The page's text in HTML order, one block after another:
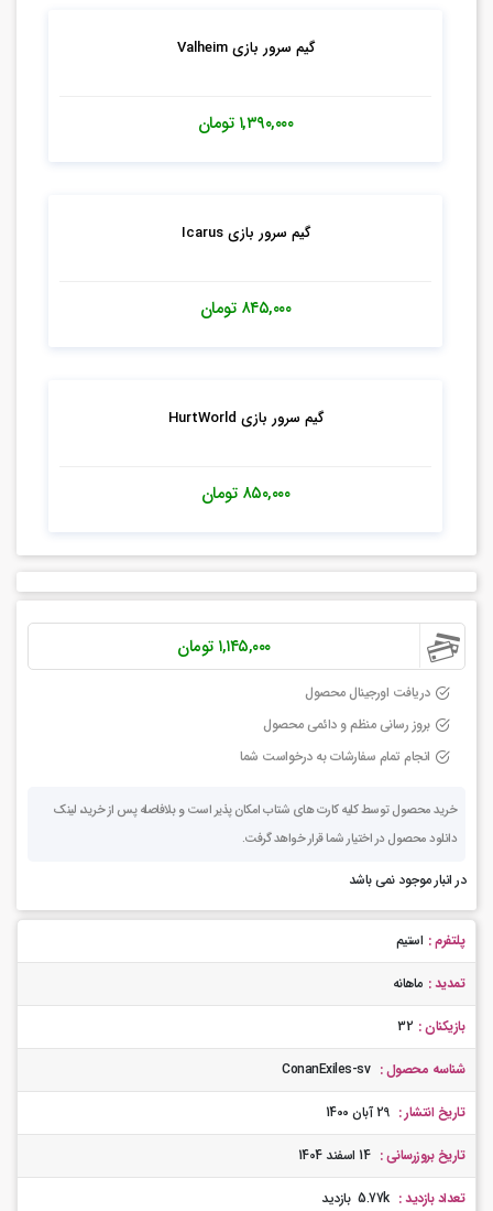
گیم سرور بازی Valheim
۱,۳۹۰,۰۰۰ تومان
گیم سرور بازی Icarus
۸۴۵,۰۰۰ تومان
گیم سرور بازی HurtWorld
۸۵۰,۰۰۰ تومان
۱,۱۴۵,۰۰۰ تومان
دریافت اورجینال محصول
بروز رسانی منظم و دائمی محصول
انجام تمام سفارشات به درخواست شما
خرید محصول توسط کلیه کارت های شتاب امکان پذیر است و بلافاصله پس از خرید، لینک
دانلود محصول در اختیار شما قرار خواهد گرفت.
در انبار موجود نمی باشد
پلتفرم : استیم
تمدید : ماهانه
بازیکنان : 32
شناسه محصول : ConanExiles-sv
تاریخ انتشار : 29 آبان 1400
تاریخ بروزرسانی : 14 اسفند 1404
تعداد بازدید : 5.77k بازدید